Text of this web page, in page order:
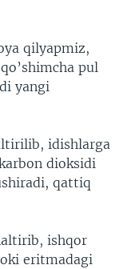
qilyapmiz,
pul
yangi
idishlarga
dioksidi
qattiq
ishqor
eritmadagi